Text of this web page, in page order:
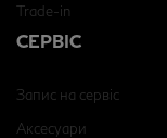
Trade-in
СЕРВІС
Запис на сервіс
Аксесуари